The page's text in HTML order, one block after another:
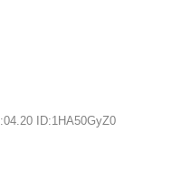
ID:1HA50GyZ0